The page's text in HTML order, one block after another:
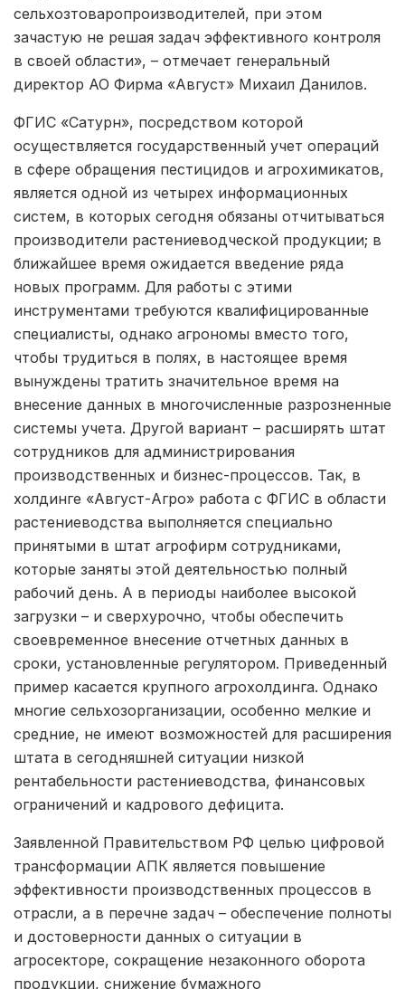
сельхозтоваропроизводителей, при этом
зачастую не решая задач эффективного контроля
в своей области», – отмечает генеральный
директор АО Фирма «Август» Михаил Данилов.
ФГИС «Сатурн», посредством которой
осуществляется государственный учет операций
в сфере обращения пестицидов и агрохимикатов,
является одной из четырех информационных
систем, в которых сегодня обязаны отчитываться
производители растениеводческой продукции; в
ближайшее время ожидается введение ряда
новых программ. Для работы с этими
инструментами требуются квалифицированные
специалисты, однако агрономы вместо того,
чтобы трудиться в полях, в настоящее время
вынуждены тратить значительное время на
внесение данных в многочисленные разрозненные
системы учета. Другой вариант – расширять штат
сотрудников для администрирования
производственных и бизнес-процессов. Так, в
холдинге «Август-Агро» работа с ФГИС в области
растениеводства выполняется специально
принятыми в штат агрофирм сотрудниками,
которые заняты этой деятельностью полный
рабочий день. А в периоды наиболее высокой
загрузки – и сверхурочно, чтобы обеспечить
своевременное внесение отчетных данных в
сроки, установленные регулятором. Приведенный
пример касается крупного агрохолдинга. Однако
многие сельхозорганизации, особенно мелкие и
средние, не имеют возможностей для расширения
штата в сегодняшней ситуации низкой
рентабельности растениеводства, финансовых
ограничений и кадрового дефицита.
Заявленной Правительством РФ целью цифровой
трансформации АПК является повышение
эффективности производственных процессов в
отрасли, а в перечне задач – обеспечение полноты
и достоверности данных о ситуации в
агросекторе, сокращение незаконного оборота
продукции, снижение бумажного